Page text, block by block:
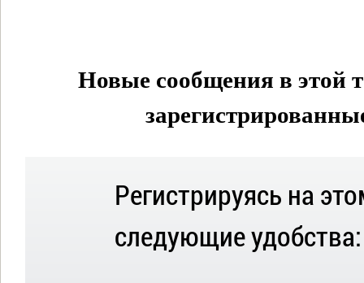
Новые сообщения в этой
Регистрируясь на
следующие удобства: